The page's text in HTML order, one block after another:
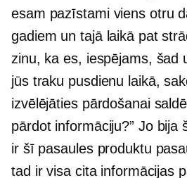
esam pazīstami viens otru
gadiem un tajā laikā pat
zinu, ka es, iespējams, šad
jūs traku pusdienu laikā,
izvēlējāties pārdošanai
pārdot informāciju?” Jo bija
ir šī pasaules produktu
tad ir visa cita informācijas